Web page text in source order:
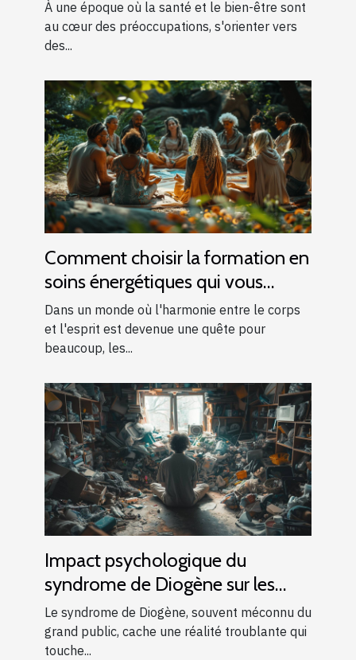
À une époque où la santé et le bien-être sont
au cœur des préoccupations, s'orienter vers
des...
Comment choisir la formation en
soins énergétiques qui vous
convient
Dans un monde où l'harmonie entre le corps
et l'esprit est devenue une quête pour
beaucoup, les...
Impact psychologique du
syndrome de Diogène sur les
individus et familles
Le syndrome de Diogène, souvent méconnu du
grand public, cache une réalité troublante qui
touche...